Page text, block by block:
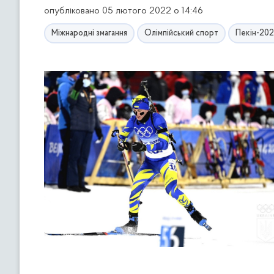
опубліковано 05 лютого 2022 о 14:46
Міжнародні змагання Олімпійський спорт Пекін-